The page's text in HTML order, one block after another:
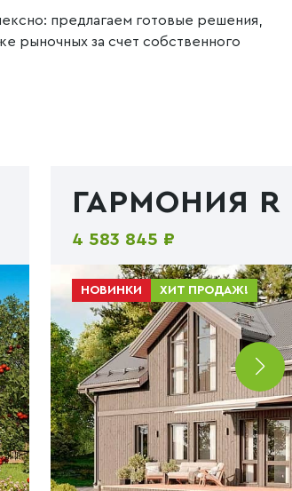
предлагаем готовые решения,
рыночных за счет собственного
ГАРМОНИЯ R
4 583 845 ₽
НОВИНКИ ХИТ ПРОДАЖ!